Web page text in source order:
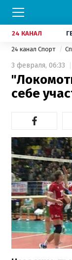
24 КАНАЛ
24 канал Спорт
3 февраля, 06:33
себе